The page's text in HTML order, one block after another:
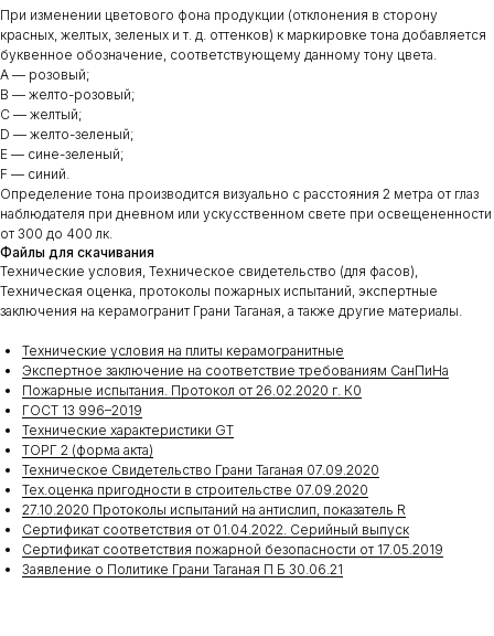
При изменении цветового фона продукции (отклонения в сторону
красных, желтых, зеленых и т. д. оттенков) к маркировке тона добавляется
буквенное обозначение, соответствующему данному тону цвета.
A — розовый;
B — желто-розовый;
С — желтый;
D — желто-зеленый;
E — сине-зеленый;
F — синий.
Определение тона производится визуально с расстояния 2 метра от глаз
наблюдателя при дневном или ускусственном свете при освещененности
от 300 до 400 лк.
Файлы для скачивания
Технические условия, Техническое свидетельство (для фасов),
Техническая оценка, протоколы пожарных испытаний, экспертные
заключения на керамогранит Грани Таганая, а также другие материалы.
Технические условия на плиты керамогранитные
Экспертное заключение на соответствие требованиям СанПиНа
Пожарные испытания. Протокол от 26.02.2020 г. К0
ГОСТ 13 996–2019
Технические характеристики GT
ТОРГ 2 (форма акта)
Техническое Свидетельство Грани Таганая 07.09.2020
Тех.оценка пригодности в строительстве 07.09.2020
27.10.2020 Протоколы испытаний на антислип, показатель R
Сертификат соответствия от 01.04.2022. Серийный выпуск
Сертификат соответствия пожарной безопасности от 17.05.2019
Заявление о Политике Грани Таганая П Б 30.06.21